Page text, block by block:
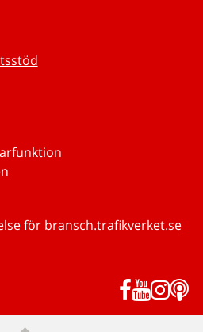
för bransch.trafikverket.se
Facebook
YouTube